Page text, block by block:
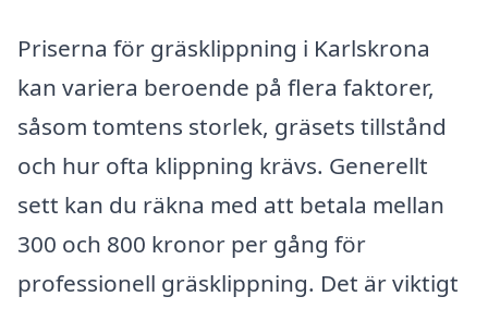
Priserna för gräsklippning i Karlskrona
kan variera beroende på flera faktorer,
såsom tomtens storlek, gräsets tillstånd
och hur ofta klippning krävs. Generellt
sett kan du räkna med att betala mellan
300 och 800 kronor per gång för
professionell gräsklippning. Det är viktigt